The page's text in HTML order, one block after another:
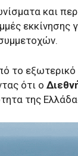
και
εκκίνησης
το
ότι ο
της